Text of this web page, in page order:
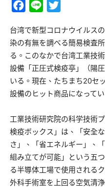
Facebook
Line
台湾で新型コロナウイルス
染の有無を調べる簡易検査
る。このなかで台湾工業技
設備「正圧式検疫亭」（陽
いる。現在、たちまち20セ
設備のヒット商品になってい
工業技術研究院の科学技術
検疫ボックス」は、「安全
さ」、「省エネルギー」、
組み立てが可能」という五
る半導体工場で使用される
外科手術室を上回る空気清